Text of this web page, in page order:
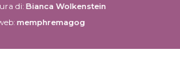
di: Bianca Wolkenstein
memphremagog